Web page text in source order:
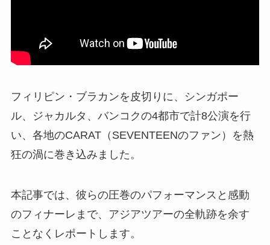
フィリピン・ブラカンを皮切りに、シンガポー
ル、ジャカルタ、バンコクの4都市で計8公演を行
い、各地のCARAT（SEVENTEENのファン）を熱
狂の渦に巻き込みました。
本記事では、彼らの圧巻のパフォーマンスと感動
のフィナーレまで、アジアツアーの全軌跡を余す
ことなくレポートします。